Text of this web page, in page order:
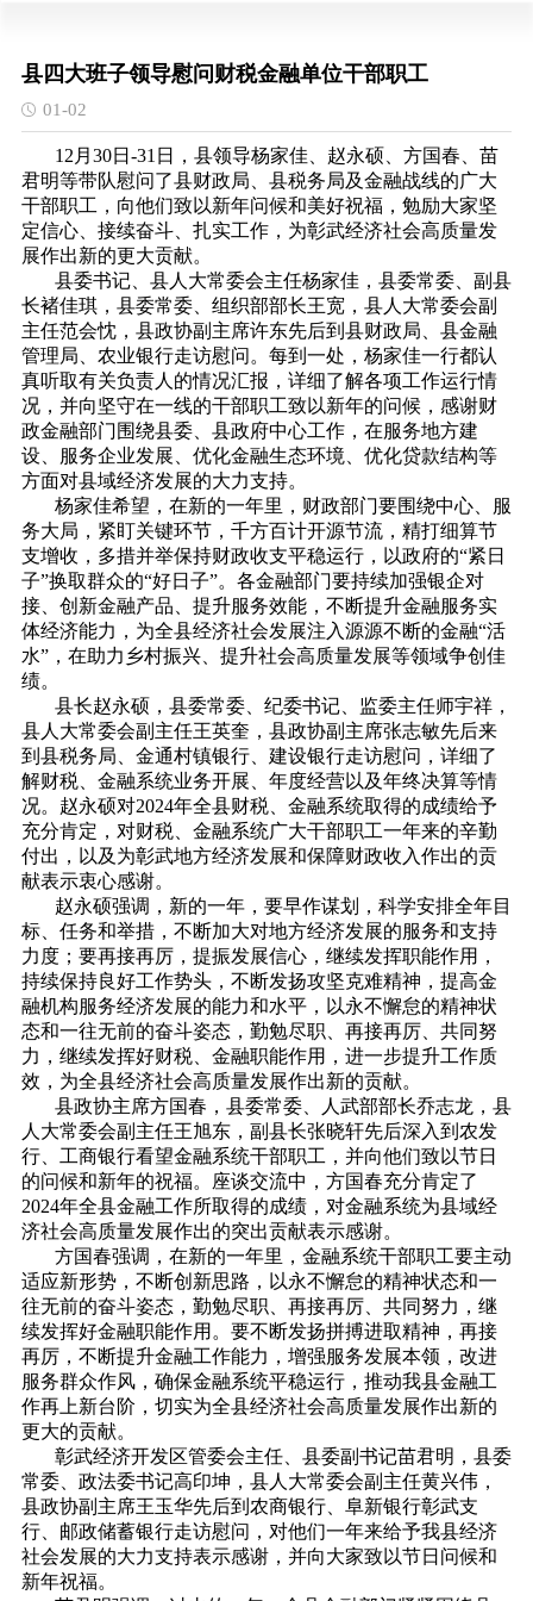
县四大班子领导慰问财税金融单位干部职工
01-02
12月30日-31日，县领导杨家佳、赵永硕、方国春、苗
君明等带队慰问了县财政局、县税务局及金融战线的广大
干部职工，向他们致以新年问候和美好祝福，勉励大家坚
定信心、接续奋斗、扎实工作，为彰武经济社会高质量发
展作出新的更大贡献。
县委书记、县人大常委会主任杨家佳，县委常委、副县
长褚佳琪，县委常委、组织部部长王宽，县人大常委会副
主任范会忱，县政协副主席许东先后到县财政局、县金融
管理局、农业银行走访慰问。每到一处，杨家佳一行都认
真听取有关负责人的情况汇报，详细了解各项工作运行情
况，并向坚守在一线的干部职工致以新年的问候，感谢财
政金融部门围绕县委、县政府中心工作，在服务地方建
设、服务企业发展、优化金融生态环境、优化贷款结构等
方面对县域经济发展的大力支持。
杨家佳希望，在新的一年里，财政部门要围绕中心、服
务大局，紧盯关键环节，千方百计开源节流，精打细算节
支增收，多措并举保持财政收支平稳运行，以政府的“紧日
子”换取群众的“好日子”。各金融部门要持续加强银企对
接、创新金融产品、提升服务效能，不断提升金融服务实
体经济能力，为全县经济社会发展注入源源不断的金融“活
水”，在助力乡村振兴、提升社会高质量发展等领域争创佳
绩。
县长赵永硕，县委常委、纪委书记、监委主任师宇祥，
县人大常委会副主任王英奎，县政协副主席张志敏先后来
到县税务局、金通村镇银行、建设银行走访慰问，详细了
解财税、金融系统业务开展、年度经营以及年终决算等情
况。赵永硕对2024年全县财税、金融系统取得的成绩给予
充分肯定，对财税、金融系统广大干部职工一年来的辛勤
付出，以及为彰武地方经济发展和保障财政收入作出的贡
献表示衷心感谢。
赵永硕强调，新的一年，要早作谋划，科学安排全年目
标、任务和举措，不断加大对地方经济发展的服务和支持
力度；要再接再厉，提振发展信心，继续发挥职能作用，
持续保持良好工作势头，不断发扬攻坚克难精神，提高金
融机构服务经济发展的能力和水平，以永不懈怠的精神状
态和一往无前的奋斗姿态，勤勉尽职、再接再厉、共同努
力，继续发挥好财税、金融职能作用，进一步提升工作质
效，为全县经济社会高质量发展作出新的贡献。
县政协主席方国春，县委常委、人武部部长乔志龙，县
人大常委会副主任王旭东，副县长张晓轩先后深入到农发
行、工商银行看望金融系统干部职工，并向他们致以节日
的问候和新年的祝福。座谈交流中，方国春充分肯定了
2024年全县金融工作所取得的成绩，对金融系统为县域经
济社会高质量发展作出的突出贡献表示感谢。
方国春强调，在新的一年里，金融系统干部职工要主动
适应新形势，不断创新思路，以永不懈怠的精神状态和一
往无前的奋斗姿态，勤勉尽职、再接再厉、共同努力，继
续发挥好金融职能作用。要不断发扬拼搏进取精神，再接
再厉，不断提升金融工作能力，增强服务发展本领，改进
服务群众作风，确保金融系统平稳运行，推动我县金融工
作再上新台阶，切实为全县经济社会高质量发展作出新的
更大的贡献。
彰武经济开发区管委会主任、县委副书记苗君明，县委
常委、政法委书记高印坤，县人大常委会副主任黄兴伟，
县政协副主席王玉华先后到农商银行、阜新银行彰武支
行、邮政储蓄银行走访慰问，对他们一年来给予我县经济
社会发展的大力支持表示感谢，并向大家致以节日问候和
新年祝福。